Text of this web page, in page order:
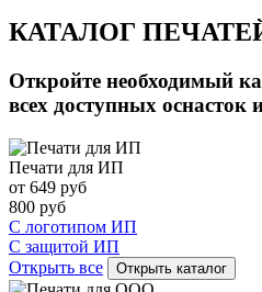
КАТАЛОГ
Откройте необходимый
всех доступных оснасток
Печати для ИП
от 649 руб
800 руб
С логотипом ИП
С защитой ИП
Открыть все
Открыть каталог